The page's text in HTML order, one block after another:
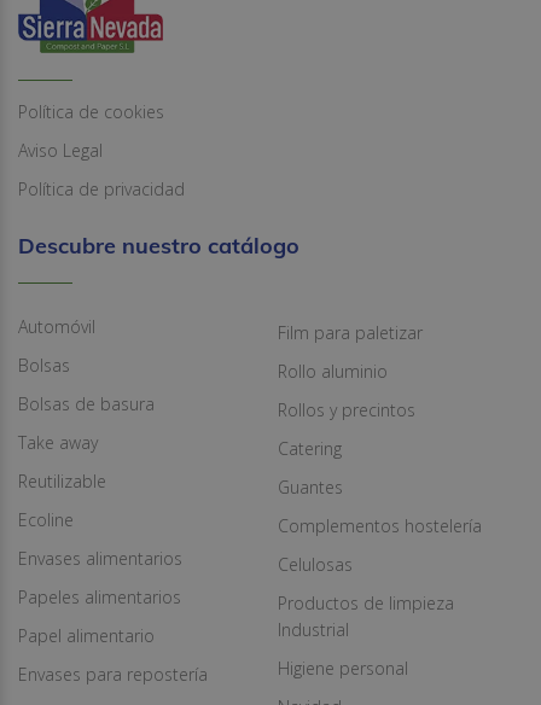
Política de cookies
Aviso Legal
Política de privacidad
Descubre nuestro catálogo
Automóvil
Bolsas
Bolsas de basura
Take away
Reutilizable
Ecoline
Envases alimentarios
Papeles alimentarios
Papel alimentario
Envases para repostería
Film para paletizar
Rollo aluminio
Rollos y precintos
Catering
Guantes
Complementos hostelería
Celulosas
Productos de limpieza
Industrial
Higiene personal